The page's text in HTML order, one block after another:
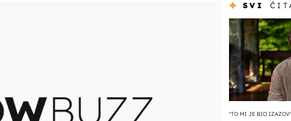
SVI
''TO MI JE BIO IZAZOV''